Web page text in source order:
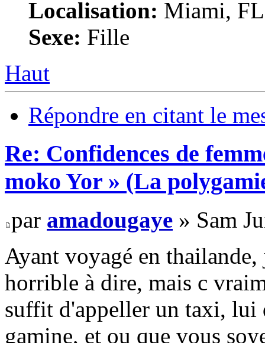
Localisation: Miami,
Sexe: Fille
Haut
Répondre en citant le
Re: Confidences de
moko Yor » (La
par amadougaye » Sam
Ayant voyagé en
horrible à dire, mais c
suffit d'appeller un taxi, lui
gamine, et ou que vous